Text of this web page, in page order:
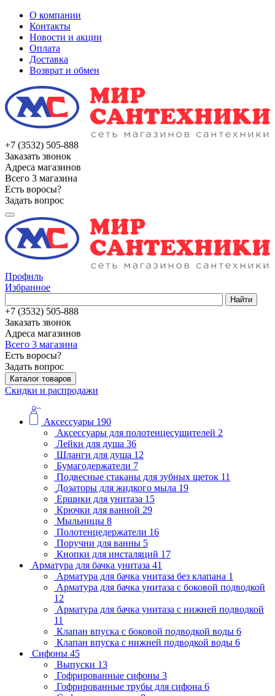
О компании
Контакты
Новости и акции
Оплата
Доставка
Возврат и обмен
+7 (3532) 505-888
Заказать звонок
Адреса магазинов
Всего 3 магазина
Есть воросы?
Задать вопрос
Профиль
Избранное
Найти
+7 (3532) 505-888
Заказать звонок
Адреса магазинов
Всего 3 магазина
Есть воросы?
Задать вопрос
Каталог товаров
Скидки и распродажи
Аксессуары 190
Аксессуары для полотенцесушителей 2
Лейки для душа 36
Шланги для душа 12
Бумагодержатели 7
Подвесные стаканы для зубных щеток 11
Дозаторы для жидкого мыла 19
Ершики для унитаза 15
Крючки для ванной 29
Мыльницы 8
Полотенцедержатели 16
Поручни для ванны 5
Кнопки для инсталяций 17
Арматура для бачка унитаза 41
Арматура для бачка унитаза без клапана 1
Арматура для бачка унитаза с боковой подводкой
12
Арматура для бачка унитаза с нижней подводкой
11
Клапан впуска с боковой подводкой воды 6
Клапан впуска с нижней подводкой воды 6
Сифоны 45
Выпуски 13
Гофрированные сифоны 3
Гофрированные трубы для сифона 6